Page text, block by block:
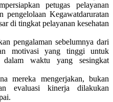
petugas pelayanan
pengelolaan Kegawatdaruratan
di tingkat pelayanan kesehatan
pengalaman sebelumnya dari
motivasi yang tinggi untuk
dalam waktu yang sesingkat
mereka mengerjakan, bukan
evaluasi kinerja dilakukan